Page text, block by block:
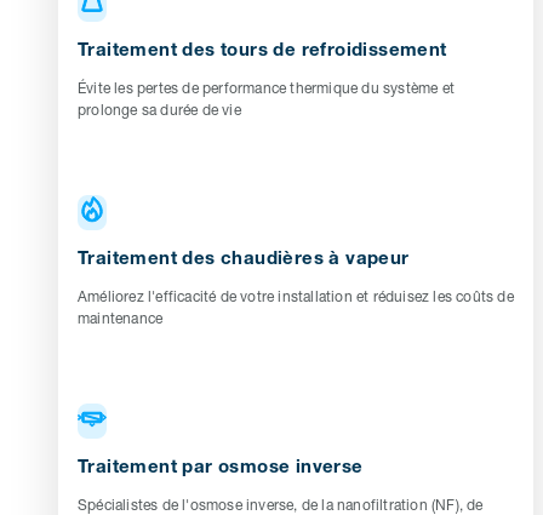
Traitement des tours de refroidissement
Évite les pertes de performance thermique du système et
prolonge sa durée de vie
Traitement des chaudières à vapeur
Améliorez l'efficacité de votre installation et réduisez les coûts de
maintenance
Traitement par osmose inverse
Spécialistes de l'osmose inverse, de la nanofiltration (NF), de